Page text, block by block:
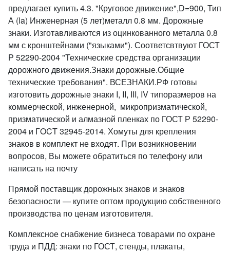
предлагает купить 4.3. "Круговое движение",D=900, Тип
А (la) Инженерная (5 лет)металл 0.8 мм. Дорожные
знаки. Изготавливаются из оцинкованного металла 0.8
мм с кронштейнами ("языками"). Соответсвтвуют ГОСТ
Р 52290-2004 "Технические средства организации
дорожного движения.Знаки дорожные.Общие
технические требования". ВСЕЗНАКИ.РФ готовы
изготовить дорожные знаки I, II, III, IV типоразмеров на
коммерческой, инженерной, микропризматической,
призматической и алмазной пленках по ГОСТ Р 52290-
2004 и ГOCT 32945-2014. Хомуты для крепления
знаков в комплект не входят. При возникновении
вопросов, Вы можете обратиться по телефону или
написать на почту
Прямой поставщик дорожных знаков и знаков
безопасности — купите оптом продукцию собственного
производства по ценам изготовителя.
Комплексное снабжение бизнеса товарами по охране
труда и ПДД: знаки по ГОСТ, стенды, плакаты,